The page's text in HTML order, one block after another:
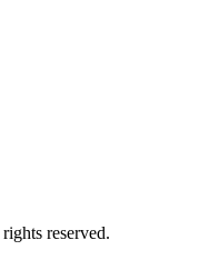
reserved.